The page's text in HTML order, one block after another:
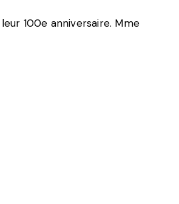
100e anniversaire. Mme